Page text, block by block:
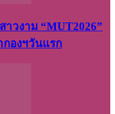
าวงาม “MUT2026”
กองฯวันแรก